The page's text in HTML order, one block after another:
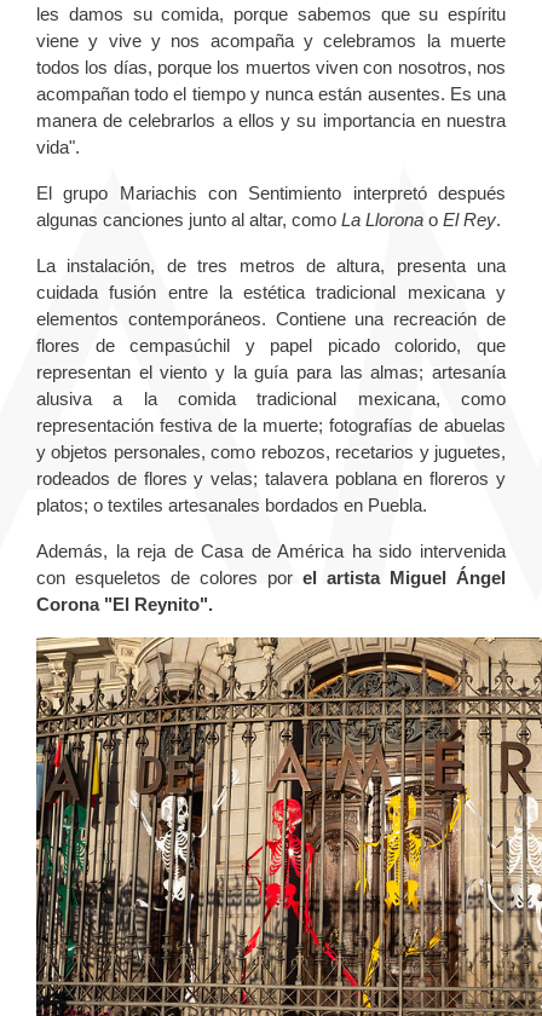
les damos su comida, porque sabemos que su espíritu
viene y vive y nos acompaña y celebramos la muerte
todos los días, porque los muertos viven con nosotros, nos
acompañan todo el tiempo y nunca están ausentes. Es una
manera de celebrarlos a ellos y su importancia en nuestra
vida".
El grupo Mariachis con Sentimiento interpretó después
algunas canciones junto al altar, como La Llorona o El Rey.
La instalación, de tres metros de altura, presenta una
cuidada fusión entre la estética tradicional mexicana y
elementos contemporáneos. Contiene una recreación de
flores de cempasúchil y papel picado colorido, que
representan el viento y la guía para las almas; artesanía
alusiva a la comida tradicional mexicana, como
representación festiva de la muerte; fotografías de abuelas
y objetos personales, como rebozos, recetarios y juguetes,
rodeados de flores y velas; talavera poblana en floreros y
platos; o textiles artesanales bordados en Puebla.
Además, la reja de Casa de América ha sido intervenida
con esqueletos de colores por el artista Miguel Ángel
Corona "El Reynito".